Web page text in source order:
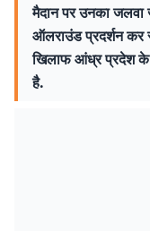
मैदान पर उनका जलवा
ऑलराउंड प्रदर्शन कर
खिलाफ आंध्र प्रदेश के
है.